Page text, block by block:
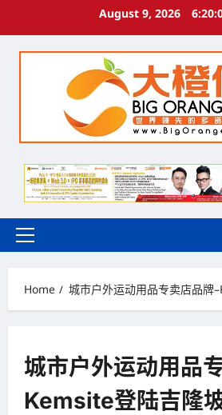
August 9, 2026
Primary
Home
城市户外运动用品专卖店品牌
城市户外运动用品
Kemsite登陆吉隆